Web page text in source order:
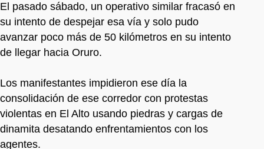
El pasado sábado, un operativo similar fracasó en
su intento de despejar esa vía y solo pudo
avanzar poco más de 50 kilómetros en su intento
de llegar hacia Oruro.
Los manifestantes impidieron ese día la
consolidación de ese corredor con protestas
violentas en El Alto usando piedras y cargas de
dinamita desatando enfrentamientos con los
agentes.